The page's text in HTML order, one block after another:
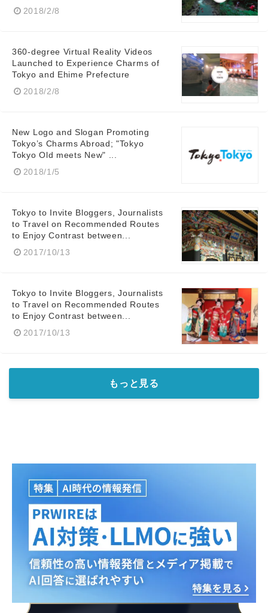
2018/2/8
360-degree Virtual Reality Videos
Launched to Experience Charms of
Tokyo and Ehime Prefecture
2018/2/8
New Logo and Slogan Promoting
Tokyo’s Charms Abroad; "Tokyo
Tokyo Old meets New" ...
2018/1/5
Tokyo to Invite Bloggers, Journalists
to Travel on Recommended Routes
to Enjoy Contrast between...
2017/10/13
Tokyo to Invite Bloggers, Journalists
to Travel on Recommended Routes
to Enjoy Contrast between...
2017/10/13
もっと見る